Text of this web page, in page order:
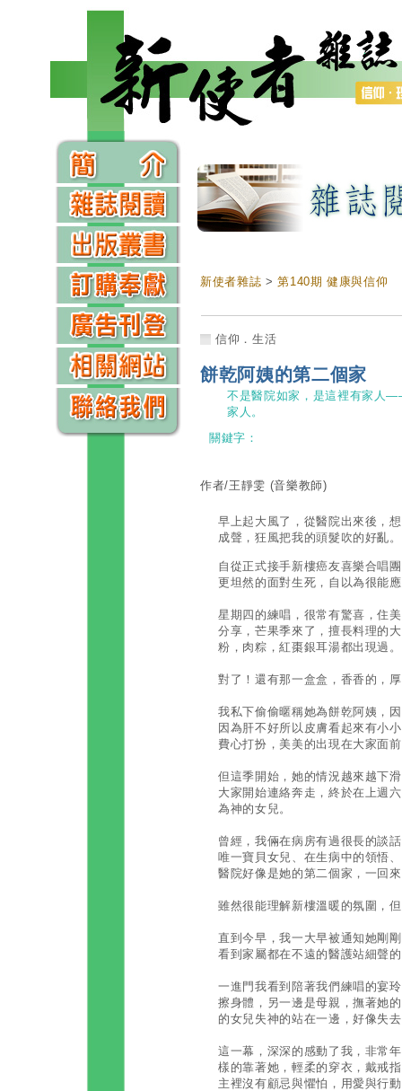
新使者雜誌 >第140期 健康與信仰
信仰．生活
餅乾阿姨的第二個家
不是醫院如家，是這裡有家人
家人。
關鍵字：
作者/王靜雯 (音樂教師)
早上起大風了，從醫院出來後，
成聲，狂風把我的頭髮吹的好亂。
自從正式接手新樓癌友喜樂合唱
更坦然的面對生死，自以為很能
星期四的練唱，很常有驚喜，住
分享，芒果季來了，擅長料理的
粉，肉粽，紅棗銀耳湯都出現過
對了！還有那一盒盒，香香的，
我私下偷偷暱稱她為餅乾阿姨，
因為肝不好所以皮膚看起來有小
費心打扮，美美的出現在大家面
但這季開始，她的情況越來越下
大家開始連絡奔走，終於在上週
為神的女兒。
曾經，我倆在病房有過很長的談
唯一寶貝女兒、在生病中的領悟
醫院好像是她的第二個家，一回
雖然很能理解新樓溫暖的氛圍，
直到今早，我一大早被通知她剛
看到家屬都在不遠的醫護站細聲
一進門我看到陪著我們練唱的宴
擦身體，另一邊是母親，撫著她
的女兒失神的站在一邊，好像失
這一幕，深深的感動了我，非常
樣的靠著她，輕柔的穿衣，戴戒
主裡沒有顧忌與懼怕，用愛與行